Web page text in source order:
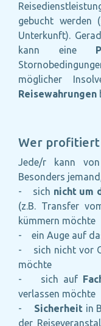
gebucht werden
Unterkunft).
kann eine
möglicher
Reisewahrungen
Wer profitiert
Jede/r kann von
Besonders
- sich nicht um
(z.B. Transfer
kümmern möchte
- ein Auge auf
- sich nicht vor
möchte
- sich auf
verlassen möchte
- Sicherheitin
der